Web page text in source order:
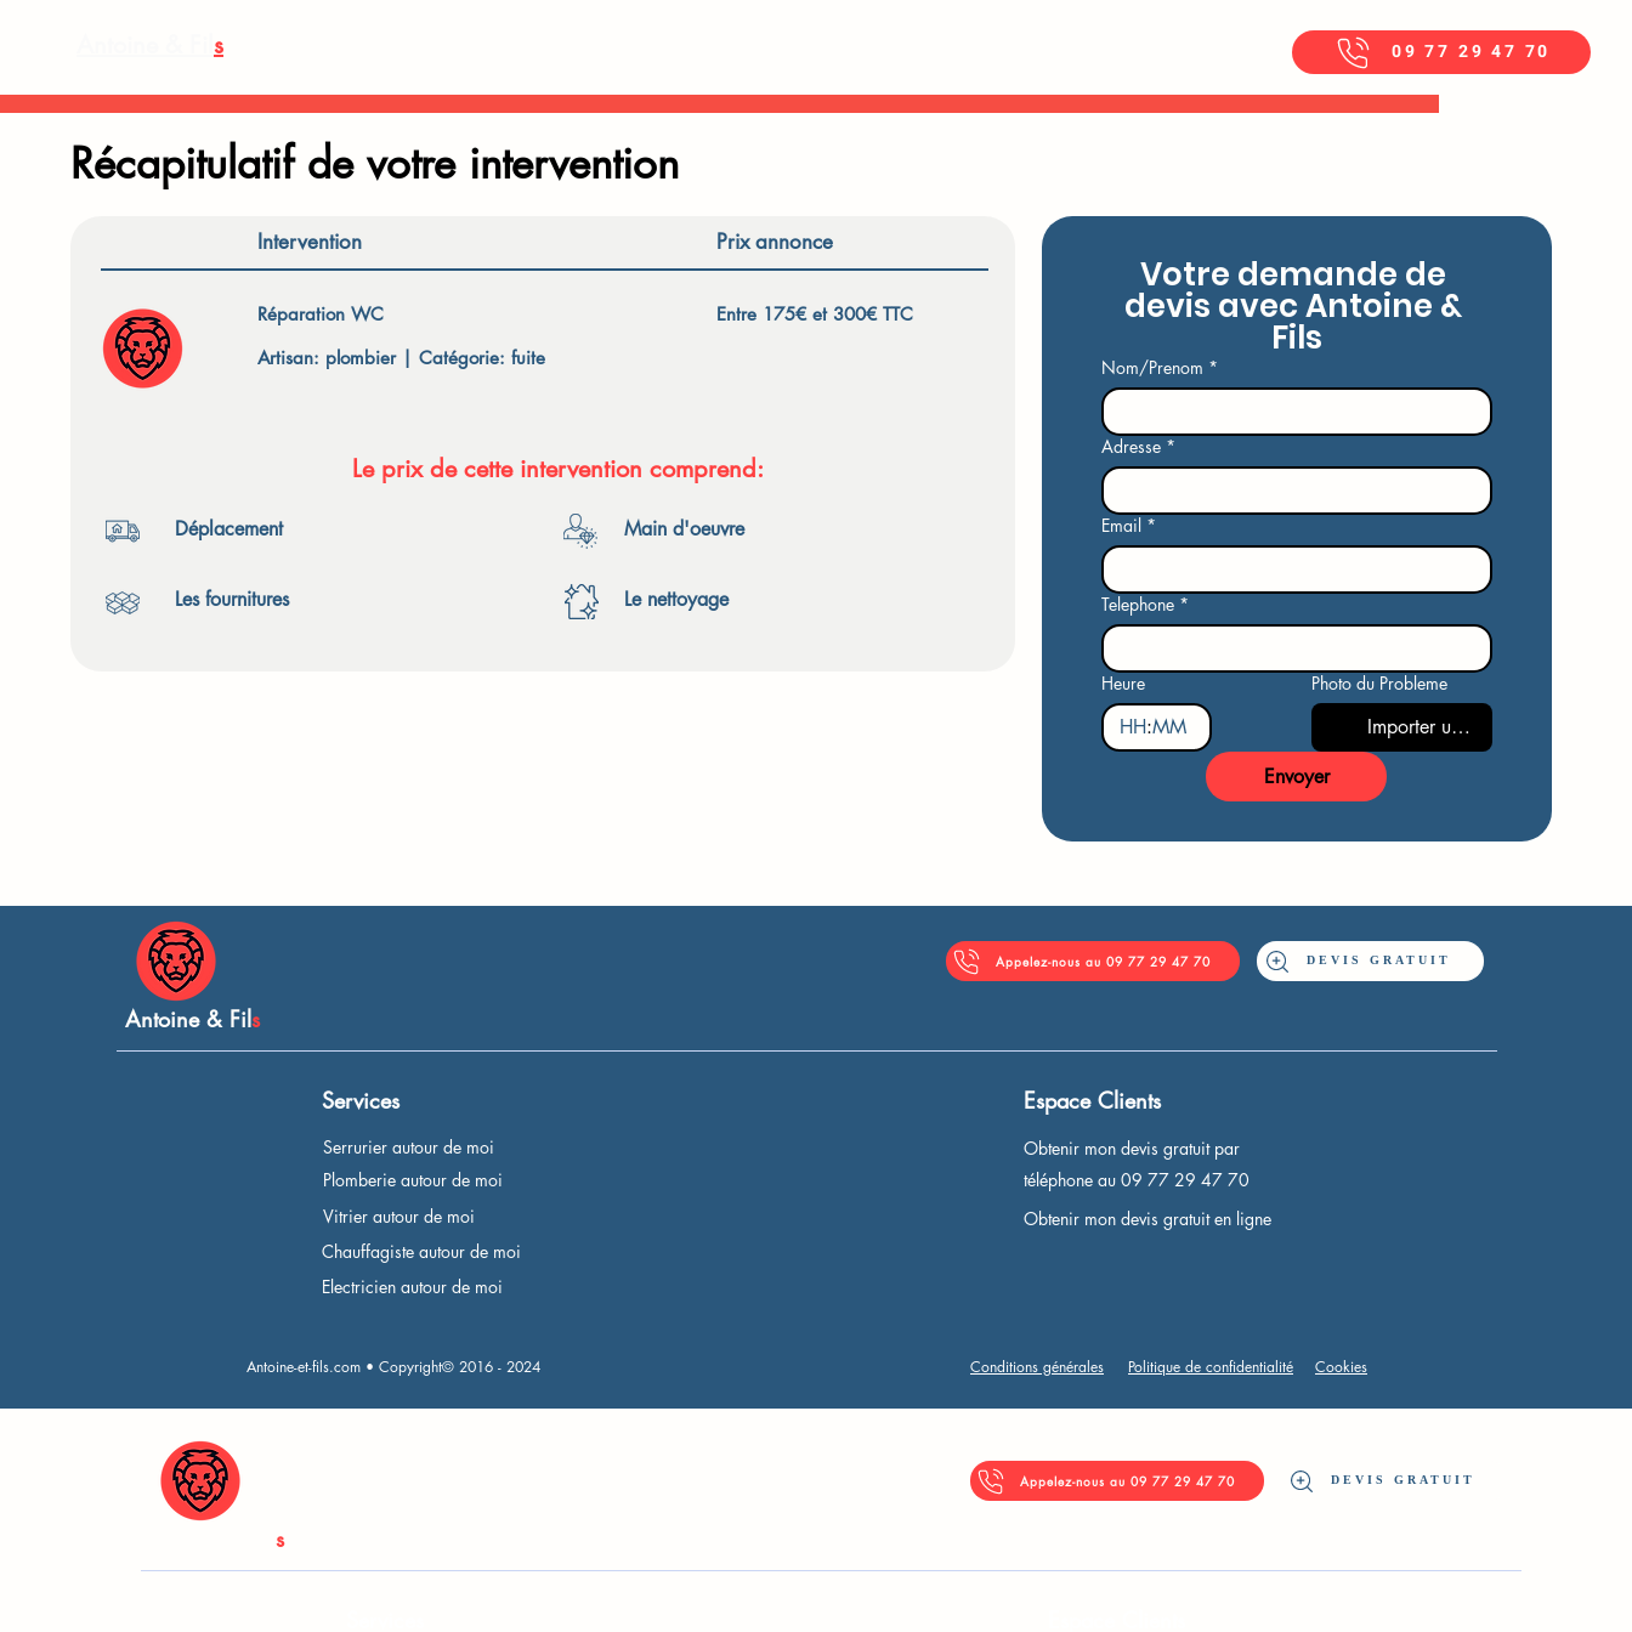
s 09 77 29 47 70
Récapitulatif de votre intervention
Intervention Prix annonce
Réparation WC
Artisan: plombier | Catégorie: fuite
Entre 175€ et 300€ TTC
Le prix de cette intervention comprend:
Déplacement
Les fournitures
Main d'oeuvre
Le nettoyage
Votre demande de
devis avec Antoine &
Fils
Nom/Prenom *
Adresse *
Email *
Telephone *
Heure
:
Photo du Probleme
Importer un fichier
Envoyer
Appelez-nous au 09 77 29 47 70 DEVIS GRATUIT
Antoine & Fils
Services
Serrurier autour de moi
Plomberie autour de moi
Vitrier autour de moi
Espace Clients
Obtenir mon devis gratuit par
téléphone au 09 77 29 47 70
Obtenir mon devis gratuit en ligne
Chauffagiste autour de moi
Electricien autour de moi
Antoine-et-fils.com • Copyright© 2016 - 2024 Conditions générales Politique de confidentialité Cookies
Appelez-nous au 09 77 29 47 70 DEVIS GRATUIT
s